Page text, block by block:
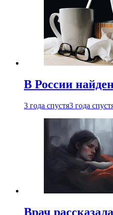
В России
3 года спустя3 года
Врач